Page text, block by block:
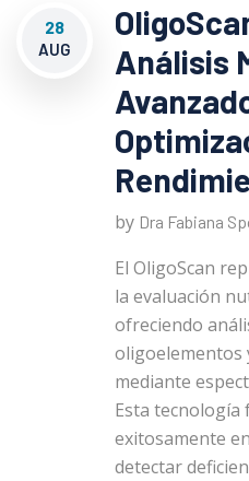
28
AUG
Análisis
by Dra Fabiana
El OligoScan
la evaluación
ofreciendo
oligoelementos
mediante
Esta tecnología
exitosamente
detectar